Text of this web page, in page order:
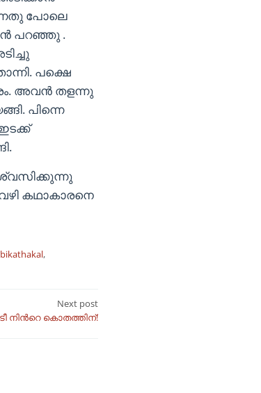
പോലെ
പറഞ്ഞു .
പക്ഷെ
അവൻ തളന്നു
പിന്നെ
കഥാകാരനെ
,
Next post
നിൻറെ കൊതത്തിന്!